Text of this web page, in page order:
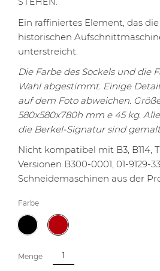
Ein raffiniertes Element, das
historischen
unterstreicht.
Die Farbe des Sockels und die
Wahl abgestimmt. Einige
auf dem Foto abweichen.
580x580x780h mm e 45 kg.
die Berkel-Signatur sind
Nicht kompatibel mit B3, B114,
Versionen B300-0001, 01-9129-
Schneidemaschinen aus der
Farbe
Menge